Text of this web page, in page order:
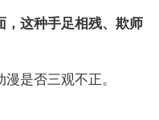
，这种手足相残、欺师
是否三观不正。